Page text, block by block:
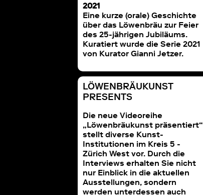
2021
Eine kurze (orale) Geschichte
über das Löwenbräu zur Feier
des 25-jährigen Jubiläums.
Kuratiert wurde die Serie 2021
von Kurator Gianni Jetzer.
LÖWENBRÄUKUNST
PRESENTS
Die neue Videoreihe
„Löwenbräukunst präsentiert“
stellt diverse Kunst-
Institutionen im Kreis 5 -
Zürich West vor. Durch die
Interviews erhalten Sie nicht
nur Einblick in die aktuellen
Ausstellungen, sondern
werden unterdessen auch
LÖWENBRÄUKUNST PRESENTS
mit Eva Presenhuber